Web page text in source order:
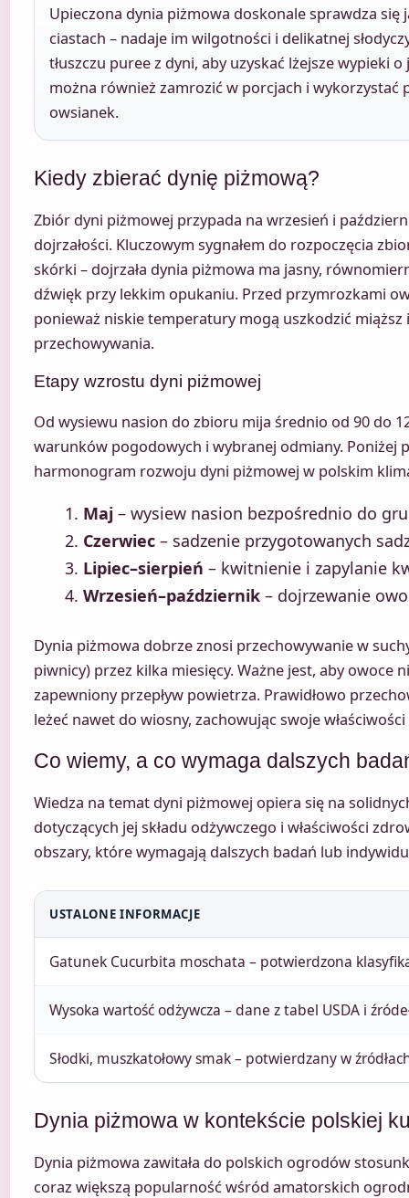
Upieczona dynia piżmowa doskonale sprawdza się
ciastach – nadaje im wilgotności i delikatnej
tłuszczu puree z dyni, aby uzyskać lżejsze wypieki
można również zamrozić w porcjach i wykorzystać
owsianek.
Kiedy zbierać dynię piżmową?
Zbiór dyni piżmowej przypada na wrzesień i
dojrzałości. Kluczowym sygnałem do rozpoczęcia
skórki – dojrzała dynia piżmowa ma jasny,
dźwięk przy lekkim opukaniu. Przed przymrozkami
ponieważ niskie temperatury mogą uszkodzić miąższ
przechowywania.
Etapy wzrostu dyni piżmowej
Od wysiewu nasion do zbioru mija średnio od 90 do
warunków pogodowych i wybranej odmiany. Poniżej
harmonogram rozwoju dyni piżmowej w polskim
Maj – wysiew nasion bezpośrednio do
Czerwiec – sadzenie przygotowanych
Lipiec–sierpień – kwitnienie i zapylanie
Wrzesień–październik – dojrzewanie
Dynia piżmowa dobrze znosi przechowywanie w
piwnicy) przez kilka miesięcy. Ważne jest, aby owoce
zapewniony przepływ powietrza. Prawidłowo
leżeć nawet do wiosny, zachowując swoje
Co wiemy, a co wymaga dalszych
Wiedza na temat dyni piżmowej opiera się na
dotyczących jej składu odżywczego i właściwości
obszary, które wymagają dalszych badań lub
USTALONE INFORMACJE
Gatunek Cucurbita moschata – potwierdzona
Wysoka wartość odżywcza – dane z tabel USDA i
Słodki, muszkatołowy smak – potwierdzany w
Dynia piżmowa w kontekście polskiej
Dynia piżmowa zawitała do polskich ogrodów
coraz większą popularność wśród amatorskich